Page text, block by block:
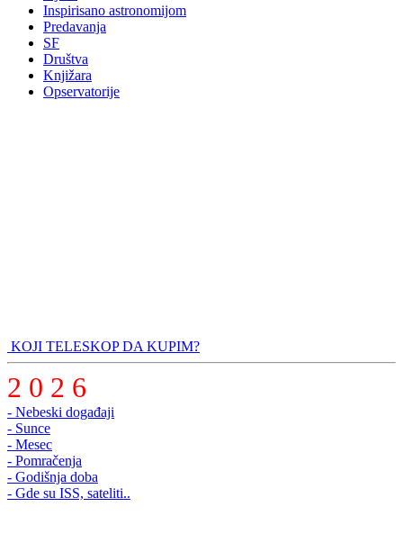
Inspirisano astronomijom
Predavanja
SF
Društva
Knjižara
Opservatorije
KOJI TELESKOP DA KUPIM?
2 0 2 6
- Nebeski događaji
- Sunce
- Mesec
- Pomračenja
- Godišnja doba
- Gde su ISS, sateliti..